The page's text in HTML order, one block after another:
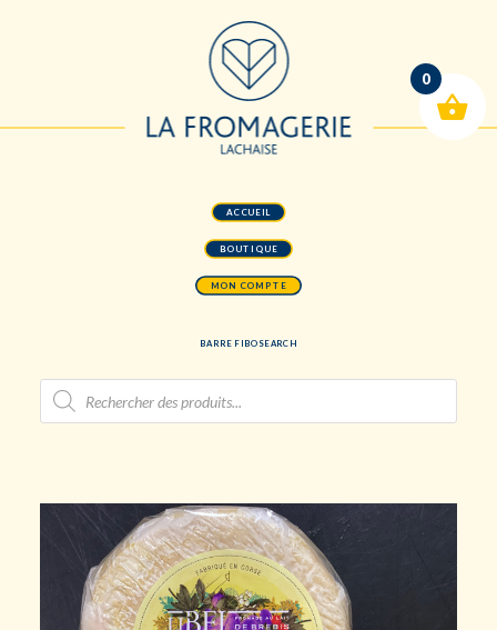
ACCUEIL
BOUTIQUE
MON COMPTE
BARRE FIBOSEARCH
Recherche
produits
0